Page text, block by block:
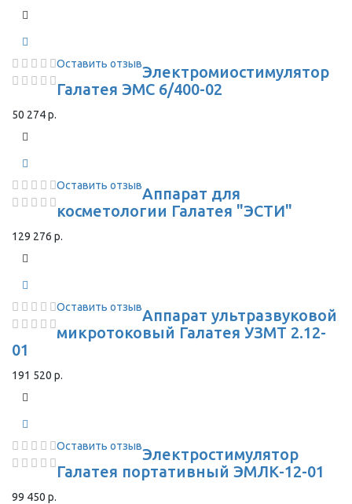
Оставить отзывЭлектромиостимулятор
Галатея ЭМС 6/400-02
50 274 р.
Оставить отзывАппарат для
косметологии Галатея "ЭСТИ"
129 276 р.
Оставить отзывАппарат ультразвуковой
микротоковый Галатея УЗМТ 2.12-
01
191 520 р.
Оставить отзывЭлектростимулятор
Галатея портативный ЭМЛК-12-01
99 450 р.